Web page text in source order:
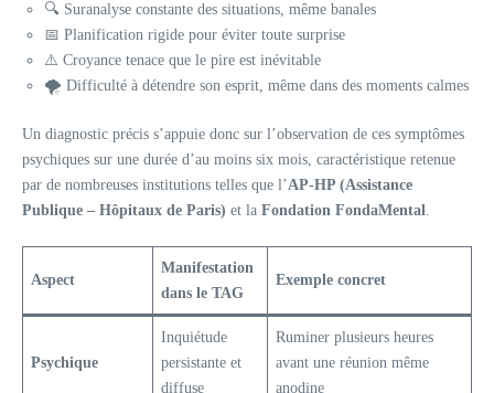
🔍 Suranalyse constante des situations, même banales
📅 Planification rigide pour éviter toute surprise
⚠️ Croyance tenace que le pire est inévitable
🌪️ Difficulté à détendre son esprit, même dans des moments calmes
Un diagnostic précis s’appuie donc sur l’observation de ces symptômes
psychiques sur une durée d’au moins six mois, caractéristique retenue
par de nombreuses institutions telles que l’AP-HP (Assistance
Publique – Hôpitaux de Paris) et la Fondation FondaMental.
Aspect
Manifestation
dans le TAG
Exemple concret
Psychique
Inquiétude
persistante et
diffuse
Ruminer plusieurs heures
avant une réunion même
anodine